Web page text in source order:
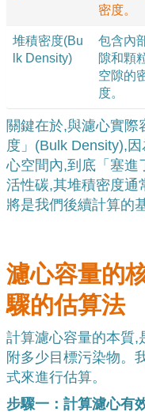
密度。
堆積密度(Bu
lk Density)
包含內
隙和顆
空隙的
度。
關鍵在於,與濾心實
度」(Bulk Density),
心空間內,到底「塞進
活性碳,其堆積密度通
將是我們後續計算的
濾心容量的
驟的估算法
計算濾心容量的本質,
附多少目標污染物。
式來進行估算。
步驟一：計算濾心有